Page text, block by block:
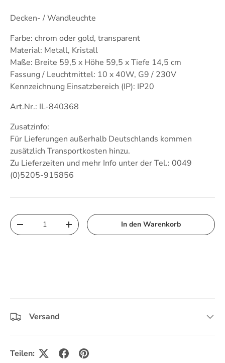
Decken- / Wandleuchte
Farbe: chrom oder gold, transparent
Material: Metall, Kristall
Maße: Breite 59,5 x Höhe 59,5 x Tiefe 14,5 cm
Fassung / Leuchtmittel: 10 x 40W, G9 / 230V
Kennzeichnung Einsatzbereich (IP): IP20
Art.Nr.: IL-840368
Zusatzinfo:
Für Lieferungen außerhalb Deutschlands kommen
zusätzlich Transportkosten hinzu.
Zu Lieferzeiten und mehr Info unter der Tel.: 0049
(0)5205-915856
Anzahl
Menge verringernMenge erhöhen In den Warenkorb
Versand
Teilen: